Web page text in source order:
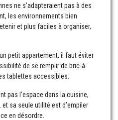
ne s’adapteraient pas à des
les environnements bien
et plus faciles à organiser,
petit appartement, il faut éviter
de se remplir de bric-à-
tablettes accessibles.
pas l’espace dans la cuisine,
sa seule utilité est d’empiler
en désordre.